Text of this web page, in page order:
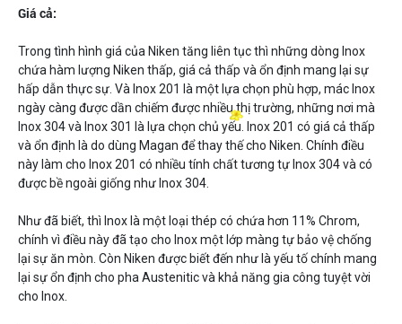
Giá cả:
Trong tình hình giá của Niken tăng liên tục thì những dòng Inox
chứa hàm lượng Niken thấp, giá cả thấp và ổn định mang lại sự
hấp dẫn thực sự. Và Inox 201 là một lựa chọn phù hợp, mác Inox
ngày càng được dần chiếm được nhiều thị trường, những nơi mà
Inox 304 và Inox 301 là lựa chọn chủ yếu. Inox 201 có giá cả thấp
và ổn định là do dùng Magan để thay thế cho Niken. Chính điều
này làm cho Inox 201 có nhiều tính chất tương tự Inox 304 và có
được bề ngoài giống như Inox 304.
Như đã biết, thì Inox là một loại thép có chứa hơn 11% Chrom,
chính vì điều này đã tạo cho Inox một lớp màng tự bảo vệ chống
lại sự ăn mòn. Còn Niken được biết đến như là yếu tố chính mang
lại sự ổn định cho pha Austenitic và khả năng gia công tuyệt vời
cho Inox.